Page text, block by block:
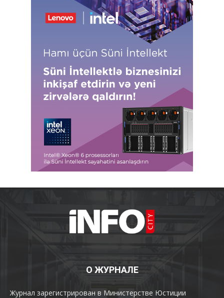
О ЖУРНАЛЕ
Журнал зарегистрирован в Министерстве Юстиции